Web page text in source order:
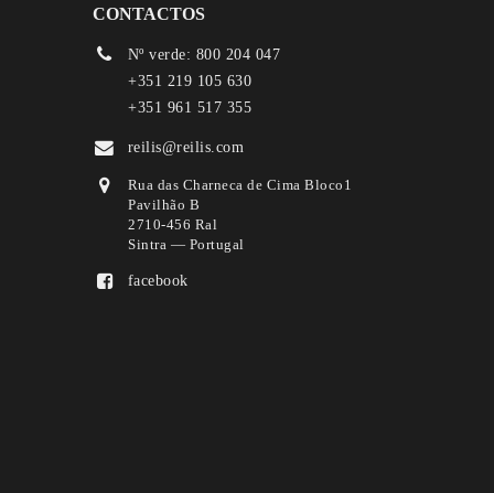
CONTACTOS
Nº verde: 800 204 047
+351 219 105 630
+351 961 517 355
reilis@reilis.com
Rua das Charneca de Cima Bloco1
Pavilhão B
2710-456 Ral
Sintra — Portugal
facebook